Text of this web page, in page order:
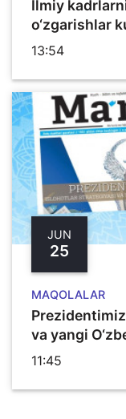
Ilmiy
o‘zgarishlar
13:54
JUN
25
MAQOLALAR
va yangi
11:45